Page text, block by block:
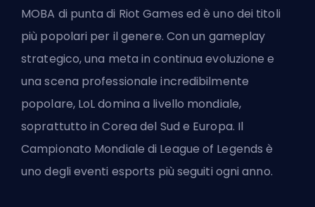
MOBA di punta di Riot Games ed è uno dei titoli
più popolari per il genere. Con un gameplay
strategico, una meta in continua evoluzione e
una scena professionale incredibilmente
popolare, LoL domina a livello mondiale,
soprattutto in Corea del Sud e Europa. Il
Campionato Mondiale di League of Legends è
uno degli eventi esports più seguiti ogni anno.